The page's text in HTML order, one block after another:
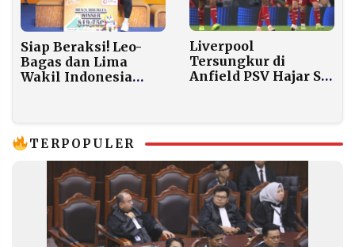
Siap Beraksi! Leo-
Bagas dan Lima
Wakil Indonesia
Liverpool
Tersungkur di
Anfield PSV Hajar Si
TERPOPULER